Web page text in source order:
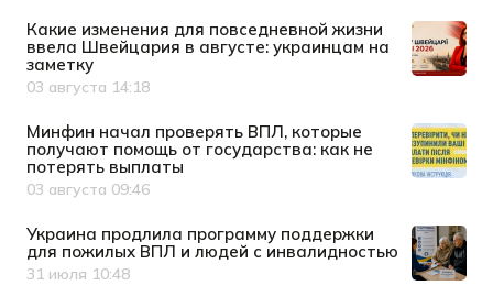
Какие изменения для повседневной жизни
ввела Швейцария в августе: украинцам на
заметку
Дата публикации
03 августа 14:18
Минфин начал проверять ВПЛ, которые
получают помощь от государства: как не
потерять выплаты
Дата публикации
03 августа 09:46
Украина продлила программу поддержки
для пожилых ВПЛ и людей с инвалидностью
Дата публикации
31 июля 10:48